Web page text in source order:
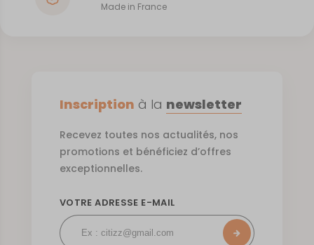
Made in France
Inscription à la newsletter
Recevez toutes nos actualités, nos
promotions et bénéficiez d’offres
exceptionnelles.
VOTRE ADRESSE E-MAIL